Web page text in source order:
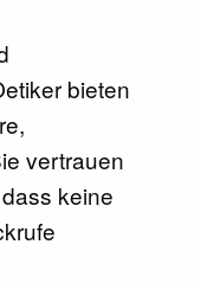
bieten
vertrauen
keine